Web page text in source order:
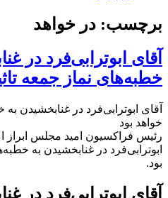
برچسب: در خواهد
آقای ابوترابی‌فرد در
خطبه‌های‌ نماز جمعه‌
آقای ابوترابی‌فرد در غنابخشیدن‌ به‌
خواهد بود
رئیس فراکسیون امید مجلس ابراز
ابوترابی‌فرد در غنابخشیدن‌ به‌
بود.
آقای ابوترابی‌فرد در